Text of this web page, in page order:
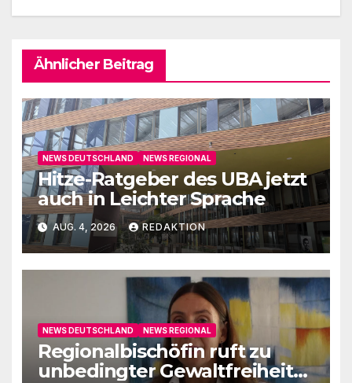
Ähnlicher Beitrag
NEWS DEUTSCHLAND NEWS REGIONAL
Hitze-Ratgeber des UBA jetzt
auch in Leichter Sprache
AUG. 4, 2026 REDAKTION
NEWS DEUTSCHLAND NEWS REGIONAL
Regionalbischöfin ruft zu
unbedingter Gewaltfreiheit